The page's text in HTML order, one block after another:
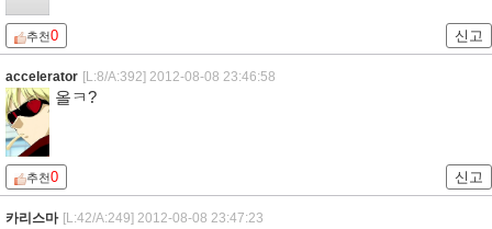
추천0 신고
accelerator [L:8/A:392] 2012-08-08 23:46:58
올ㅋ?
추천0 신고
카리스마 [L:42/A:249] 2012-08-08 23:47:23